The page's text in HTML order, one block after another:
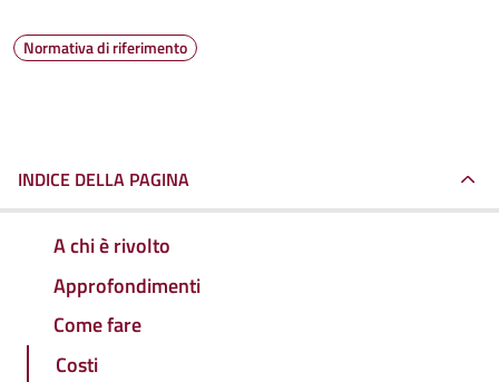
Normativa di riferimento
INDICE DELLA PAGINA
A chi è rivolto
Approfondimenti
Come fare
Costi